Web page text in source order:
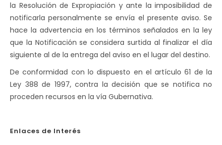
la Resolución de Expropiación y ante la imposibilidad de
notificarla personalmente se envía el presente aviso. Se
hace la advertencia en los términos señalados en la ley
que la Notificación se considera surtida al finalizar el día
siguiente al de la entrega del aviso en el lugar del destino.
De conformidad con lo dispuesto en el artículo 61 de la
Ley 388 de 1997, contra la decisión que se notifica no
proceden recursos en la vía Gubernativa.
Enlaces de Interés